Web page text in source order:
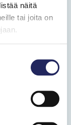
näitä
tai joita on